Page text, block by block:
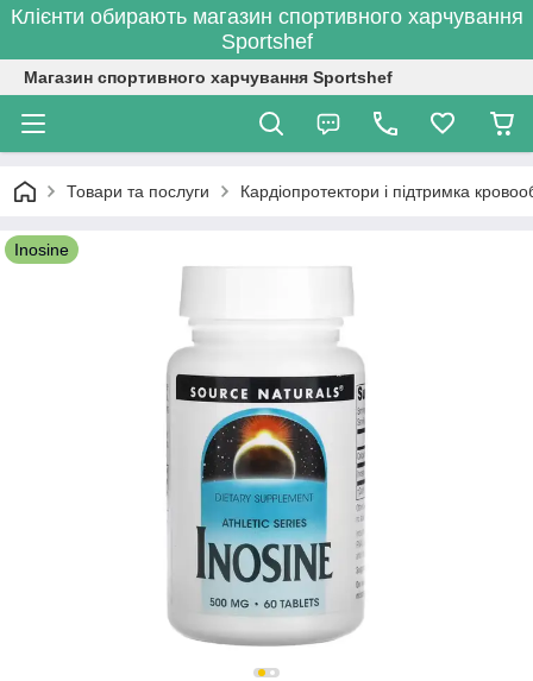
Клієнти обирають магазин спортивного харчування
Sportshef
Магазин спортивного харчування Sportshef
Товари та послуги Кардіопротектори і підтримка
Inosine